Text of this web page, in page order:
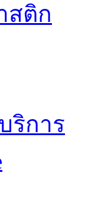
สติก
ริการ